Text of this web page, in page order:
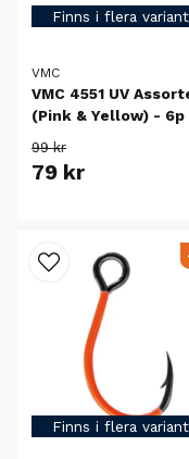
Finns i flera
VMC
VMC 4551 UV
(Pink & Yellow) - 6p
99 kr
79 kr
Finns i flera